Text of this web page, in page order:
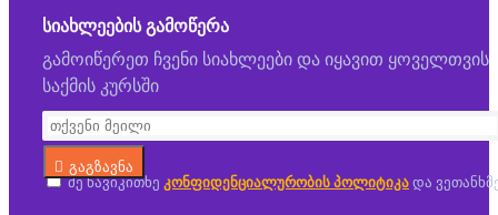
ᲡᲘᲐᲮᲚᲔᲔᲑᲘᲡ ᲒᲐᲛᲝᲬᲔᲠᲐ
გამოიწერეთ ჩვენი სიახლეები და იყავით ყოველთვის
საქმის კურსში
გაგზავნა
მე წავიკითხე კონფიდენციალურობის პოლიტიკა და